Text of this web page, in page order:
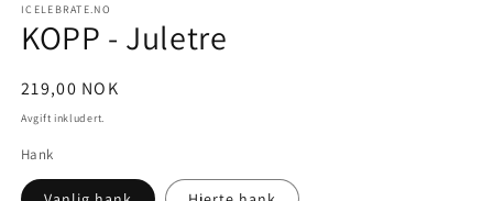
ICELEBRATE.NO
KOPP - Juletre
Vanlig
pris
219,00 NOK
Avgift inkludert.
Hank